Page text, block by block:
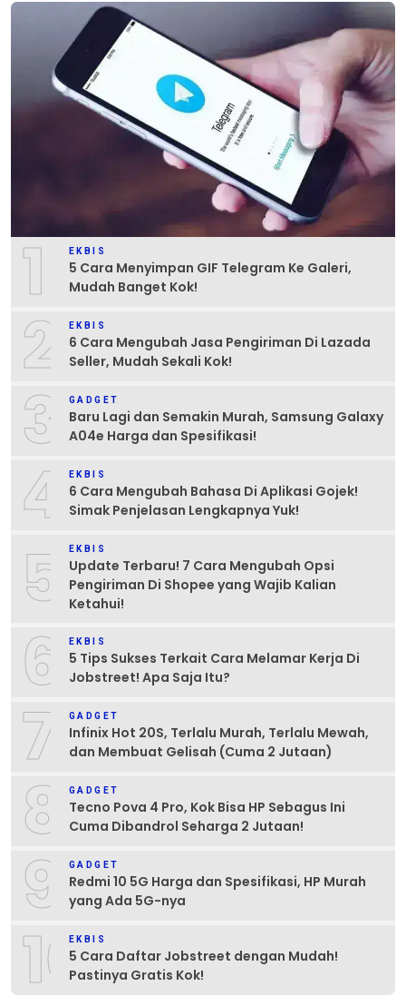
1 EKBIS
5 Cara Menyimpan GIF Telegram Ke Galeri,
Mudah Banget Kok!
2 EKBIS
6 Cara Mengubah Jasa Pengiriman Di Lazada
Seller, Mudah Sekali Kok!
3 GADGET
Baru Lagi dan Semakin Murah, Samsung Galaxy
A04e Harga dan Spesifikasi!
4 EKBIS
6 Cara Mengubah Bahasa Di Aplikasi Gojek!
Simak Penjelasan Lengkapnya Yuk!
5 EKBIS
Update Terbaru! 7 Cara Mengubah Opsi
Pengiriman Di Shopee yang Wajib Kalian
Ketahui!
6 EKBIS
5 Tips Sukses Terkait Cara Melamar Kerja Di
Jobstreet! Apa Saja Itu?
7 GADGET
Infinix Hot 20S, Terlalu Murah, Terlalu Mewah,
dan Membuat Gelisah (Cuma 2 Jutaan)
8 GADGET
Tecno Pova 4 Pro, Kok Bisa HP Sebagus Ini
Cuma Dibandrol Seharga 2 Jutaan!
9 GADGET
Redmi 10 5G Harga dan Spesifikasi, HP Murah
yang Ada 5G-nya
10EKBIS
5 Cara Daftar Jobstreet dengan Mudah!
Pastinya Gratis Kok!